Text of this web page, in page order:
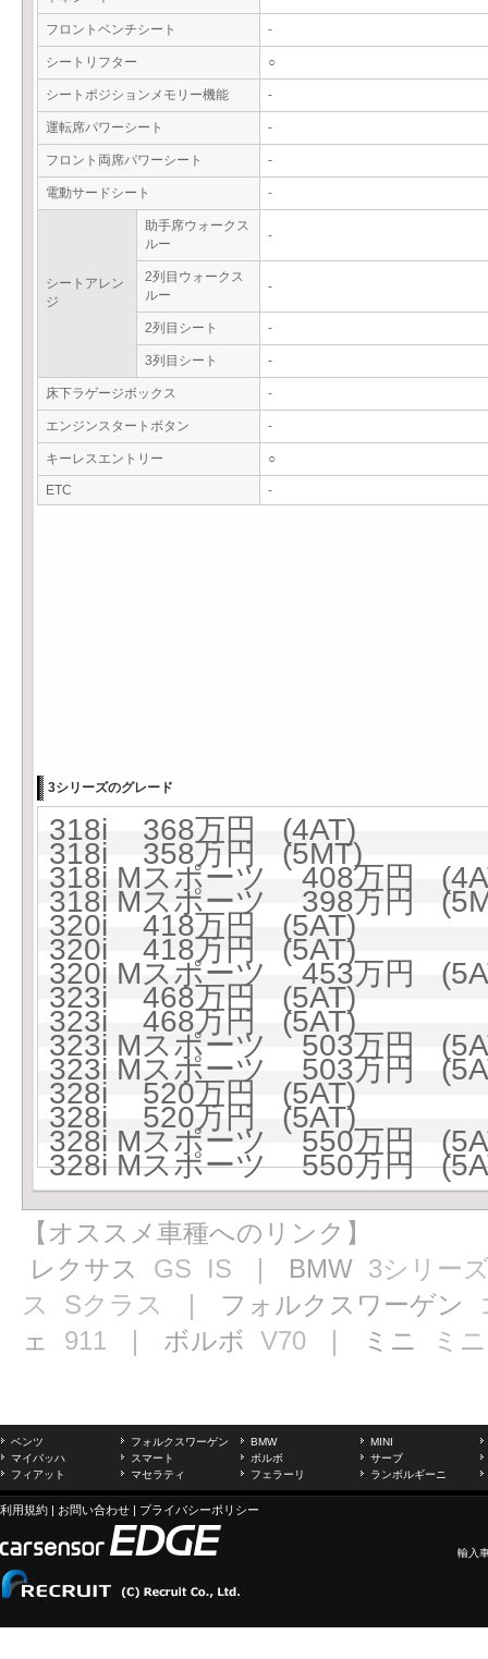
フロントベンチシート -
シートリフター ○
シートポジションメモリー機能 -
運転席パワーシート -
フロント両席パワーシート -
電動サードシート -
シートアレン
ジ
助手席ウォークス
ルー
-
2列目ウォークス
ルー
-
2列目シート -
3列目シート -
床下ラゲージボックス -
エンジンスタートボタン -
キーレスエントリー ○
ETC -
3シリーズのグレード
318i 368万円 (4AT)
318i 358万円 (5MT)
318i Mスポーツ 408万円
318i Mスポーツ 398万円
320i 418万円 (5AT)
320i 418万円 (5AT)
320i Mスポーツ 453万円
323i 468万円 (5AT)
323i 468万円 (5AT)
323i Mスポーツ 503万円
323i Mスポーツ 503万円
328i 520万円 (5AT)
328i 520万円 (5AT)
328i Mスポーツ 550万円
328i Mスポーツ 550万円
【オススメ車種へのリンク】
レクサス GS IS ｜ BMW 3シリー
ス
Sクラス ｜ フォルクスワーゲン
ェ 911 ｜ ボルボ V70 ｜ ミニ ミニ
ベンツ フォルクスワーゲン BMW
MINI
マイバッハ
スマート ボルボ
サーブ
フィアット
マセラティ フェラーリ ランボルギーニ
利用規約 | お問い合わせ | プライバシーポリシー
輸入